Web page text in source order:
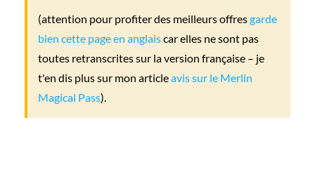
(attention pour profiter des meilleurs offresgarde
bien cette page en anglaiscar elles ne sont pas
toutes retranscrites sur la version française – je
t'en dis plus sur mon articleavis sur le Merlin
Magical Pass).